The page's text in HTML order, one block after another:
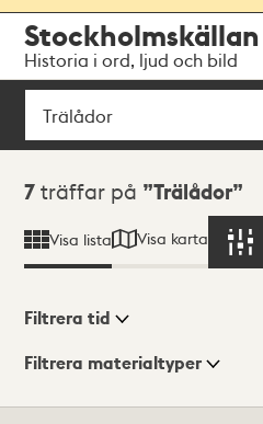
navigationen
huvudinnehållet
Stockholmskällan
Historia i ord, ljud och bild
Sök
Sökresultat
7 träffar på Trälådor
Visa lista Visa karta
Visningsläge
Filtrera tid
Filtrera materialtyper